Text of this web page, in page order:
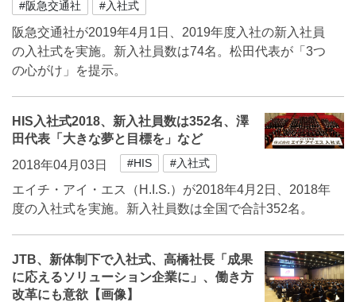
#阪急交通社 #入社式
阪急交通社が2019年4月1日、2019年度入社の新入社員
の入社式を実施。新入社員数は74名。松田代表が「3つ
の心がけ」を提示。
HIS入社式2018、新入社員数は352名、澤
田代表「大きな夢と目標を」など
2018年04月03日
#HIS #入社式
エイチ・アイ・エス（H.I.S.）が2018年4月2日、2018年
度の入社式を実施。新入社員数は全国で合計352名。
JTB、新体制下で入社式、高橋社長「成果
に応えるソリューション企業に」、働き方
改革にも意欲【画像】